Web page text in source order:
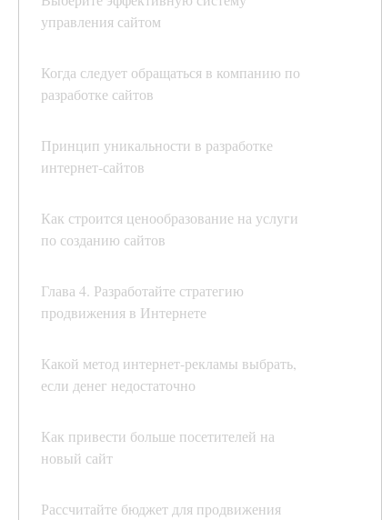
управления сайтом
Когда следует обращаться в компанию по
разработке сайтов
Принцип уникальности в разработке
интернет-сайтов
Как строится ценообразование на услуги
по созданию сайтов
Глава 4. Разработайте стратегию
продвижения в Интернете
Какой метод интернет-рекламы выбрать,
если денег недостаточно
Как привести больше посетителей на
новый сайт
Рассчитайте бюджет для продвижения